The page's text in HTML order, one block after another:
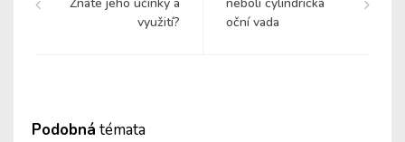
Znáte jeho účinky a
využití?
neboli cylindrická
oční vada
Podobná témata